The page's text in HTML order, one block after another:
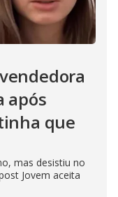
após
que
mas desistiu no
Jovem aceita